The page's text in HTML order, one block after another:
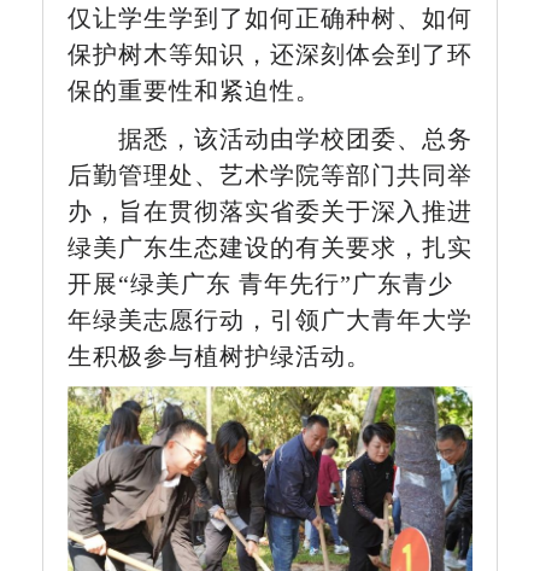
仅让学生学到了如何正确种树、如何
保护树木等知识，还深刻体会到了环
保的重要性和紧迫性。
据悉，该活动由学校团委、总务
后勤管理处、艺术学院等部门共同举
办，旨在贯彻落实省委关于深入推进
绿美广东生态建设的有关要求，扎实
开展“绿美广东 青年先行”广东青少
年绿美志愿行动，引领广大青年大学
生积极参与植树护绿活动。